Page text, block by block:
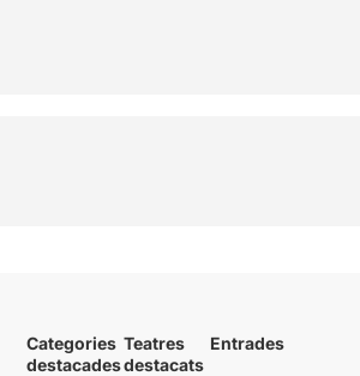
Categories
destacades
Teatres
destacats
Entrades